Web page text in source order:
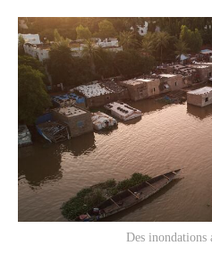
Des inondations